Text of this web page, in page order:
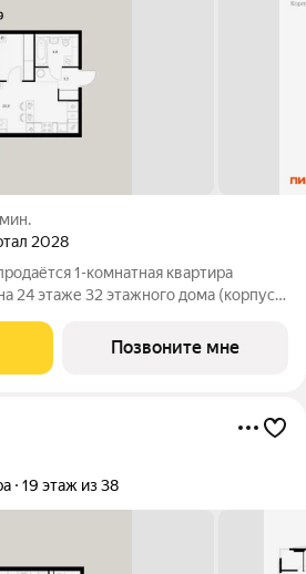
2028
1-комнатная квартира
24 этаже 32 этажного дома (корпус
до станции метро «Водный
Позвоните мне
19 этаж из 38